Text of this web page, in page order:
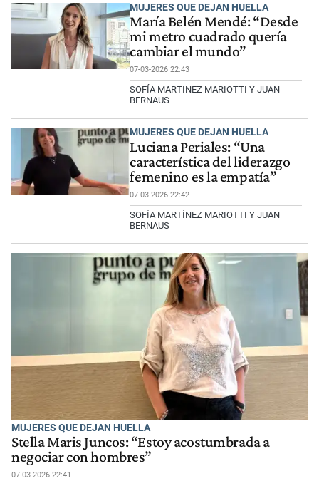
MUJERES QUE DEJAN HUELLA
María Belén Mendé: “Desde
mi metro cuadrado quería
cambiar el mundo”
07-03-2026 22:43
SOFÍA MARTINEZ MARIOTTI Y JUAN
BERNAUS
MUJERES QUE DEJAN HUELLA
Luciana Periales: “Una
característica del liderazgo
femenino es la empatía”
07-03-2026 22:42
SOFÍA MARTÍNEZ MARIOTTI Y JUAN
BERNAUS
MUJERES QUE DEJAN HUELLA
Stella Maris Juncos: “Estoy acostumbrada a
negociar con hombres”
07-03-2026 22:41